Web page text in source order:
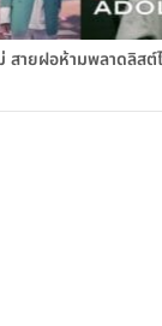
สายฝอห้ามพลาดลิสต์